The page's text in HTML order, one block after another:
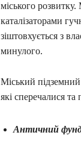
міського
каталізаторами
зіштовхується з
минулого.
Міський підземний
які сперечалися
Античний